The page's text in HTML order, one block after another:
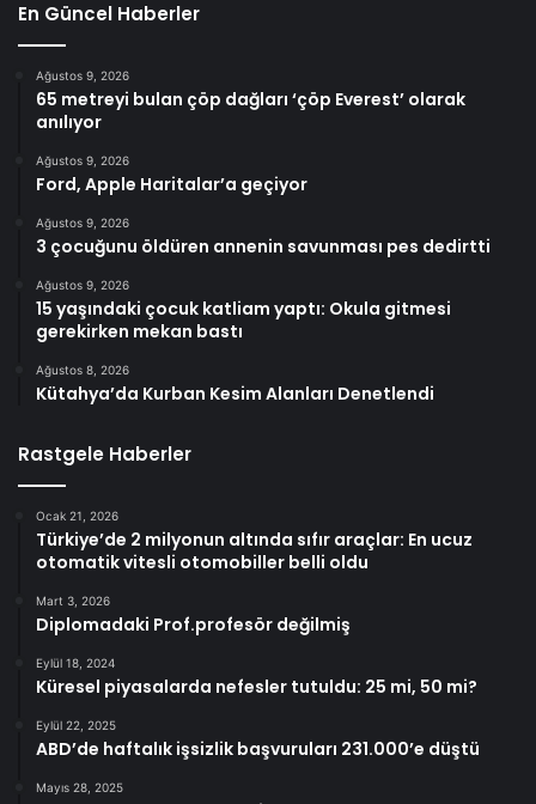
En Güncel Haberler
Ağustos 9, 2026
65 metreyi bulan çöp dağları ‘çöp Everest’ olarak
anılıyor
Ağustos 9, 2026
Ford, Apple Haritalar’a geçiyor
Ağustos 9, 2026
3 çocuğunu öldüren annenin savunması pes dedirtti
Ağustos 9, 2026
15 yaşındaki çocuk katliam yaptı: Okula gitmesi
gerekirken mekan bastı
Ağustos 8, 2026
Kütahya’da Kurban Kesim Alanları Denetlendi
Rastgele Haberler
Ocak 21, 2026
Türkiye’de 2 milyonun altında sıfır araçlar: En ucuz
otomatik vitesli otomobiller belli oldu
Mart 3, 2026
Diplomadaki Prof.profesör değilmiş
Eylül 18, 2024
Küresel piyasalarda nefesler tutuldu: 25 mi, 50 mi?
Eylül 22, 2025
ABD’de haftalık işsizlik başvuruları 231.000’e düştü
Mayıs 28, 2025